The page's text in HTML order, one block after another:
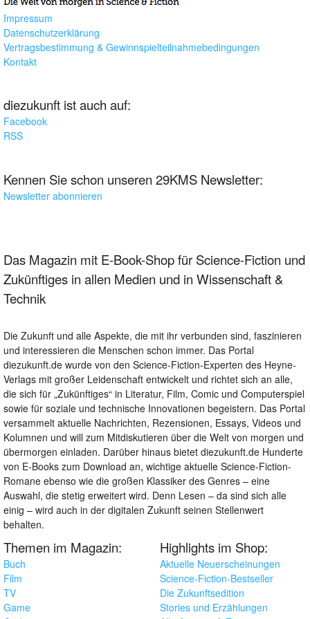
Impressum
Datenschutzerklärung
Vertragsbestimmung & Gewinnspielteilnahmebedingungen
Kontakt
diezukunft ist auch auf:
Facebook
RSS
Kennen Sie schon unseren 29KMS Newsletter:
Newsletter abonnieren
Das Magazin mit E-Book-Shop für Science-Fiction und
Zukünftiges in allen Medien und in Wissenschaft &
Technik
Die Zukunft und alle Aspekte, die mit ihr verbunden sind, faszinieren
und interessieren die Menschen schon immer. Das Portal
diezukunft.de wurde von den Science-Fiction-Experten des Heyne-
Verlags mit großer Leidenschaft entwickelt und richtet sich an alle,
die sich für „Zukünftiges“ in Literatur, Film, Comic und Computerspiel
sowie für soziale und technische Innovationen begeistern. Das Portal
versammelt aktuelle Nachrichten, Rezensionen, Essays, Videos und
Kolumnen und will zum Mitdiskutieren über die Welt von morgen und
übermorgen einladen. Darüber hinaus bietet diezukunft.de Hunderte
von E-Books zum Download an, wichtige aktuelle Science-Fiction-
Romane ebenso wie die großen Klassiker des Genres – eine
Auswahl, die stetig erweitert wird. Denn Lesen – da sind sich alle
einig – wird auch in der digitalen Zukunft seinen Stellenwert
behalten.
Themen im Magazin:
Buch
Film
TV
Game
Highlights im Shop:
Aktuelle Neuerscheinungen
Science-Fiction-Bestseller
Die Zukunftsedition
Stories und Erzählungen